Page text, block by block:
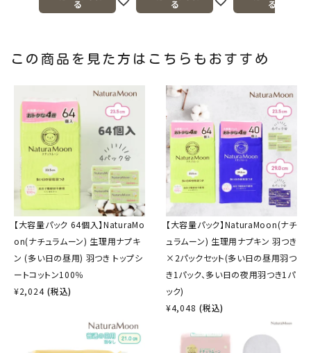
る る る
この商品を見た方はこちらもおすすめ
【大容量パック 64個入】NaturaMo
on(ナチュラムーン) 生理用ナプキ
ン (多い日の昼用) 羽つき トップシ
ートコットン100％
¥2,024 (税込)
【大容量パック】NaturaMoon(ナチ
ュラムーン) 生理用ナプキン 羽つき
×2パックセット(多い日の昼用羽つ
き1パック、多い日の夜用羽つき1パ
ック)
¥4,048 (税込)